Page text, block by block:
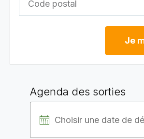
Je
Agenda des sorties